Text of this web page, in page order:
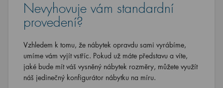
Nevyhovuje vám standardní
provedení?
Vzhledem k tomu, že nábytek opravdu sami vyrábíme,
umíme vám vyjít vstříc. Pokud už máte představu a víte,
jaké bude mít váš vysněný nábytek rozměry, můžete využít
náš jedinečný konfigurátor nábytku na míru.